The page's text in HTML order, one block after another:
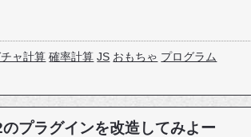
ャ計算 確率計算 JS おもちゃ プログラム
プラグインを改造してみよー